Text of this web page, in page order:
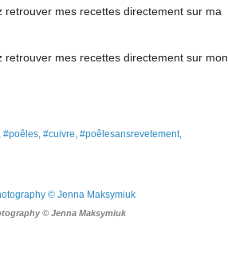
retrouver mes recettes directement sur ma
retrouver mes recettes directement sur mon
#cuivre, #poêlesansrevetement,
© Jenna Maksymiuk